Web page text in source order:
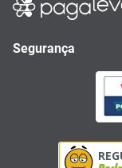
Segurança